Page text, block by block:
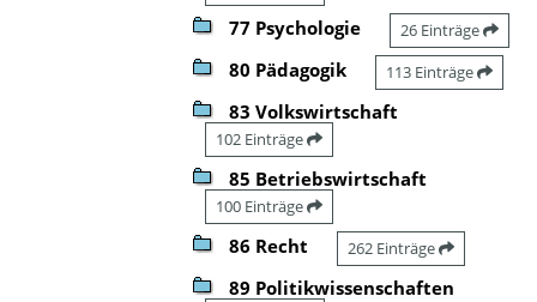
77 Psychologie 26 Einträge
80 Pädagogik 113 Einträge
83 Volkswirtschaft
102 Einträge
85 Betriebswirtschaft
100 Einträge
86 Recht 262 Einträge
89 Politikwissenschaften